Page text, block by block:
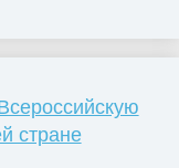
стране